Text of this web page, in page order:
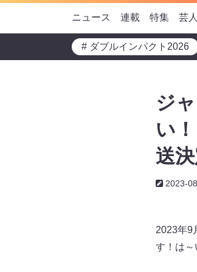
ニュース 連載 特集 芸
# ダブルインパクト2026
ジ
い
送
2023-
2023年9
す！は～